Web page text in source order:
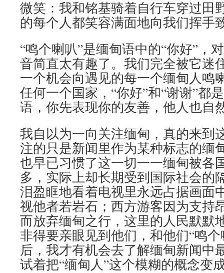
微笑：我和铭基骑着自行车穿过田
的每个人都笑容满面地向我们挥手
“鸣个喇叭”是缅甸语中的“你好”，
音简直太有趣了。我们完全被它迷
一个机会向遇见的每一个缅甸人鸣
任何一个国家，“你好”和“谢谢”都
语，你先表现你的友善，他人也自
我自以为一向关注缅甸，真的来到
注的只是新闻里作为某种标志的缅
也早已习惯了这一切一一缅甸被各
多，实际上却长期受到国际社会的
泪盈眶地看着电视里永远占据画面
视他者若岩石；西方游客因为支持
而放弃缅甸之行，这里的人民默默
非得要亲眼见到他们，和他们“鸣
后，我才有机会去了解缅甸新闻中
试着把“缅甸人”这个模糊的概念变